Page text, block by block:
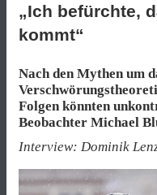
„Ich befürchte,
kommt“
Nach den Mythen um
Folgen könnten
Beobachter Michael
Interview: Dominik